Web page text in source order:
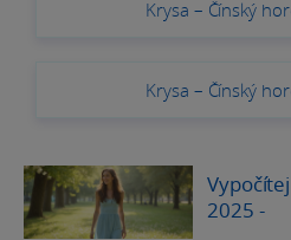
Krysa – Čínský
Krysa – Čínský
2025 -